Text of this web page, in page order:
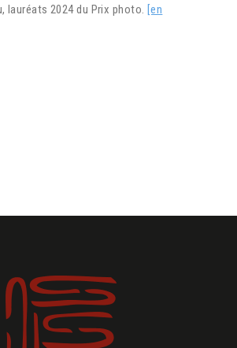
lauréats 2024 du Prix photo. [en